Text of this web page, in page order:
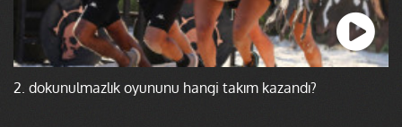
2. dokunulmazlık oyununu hangi takım kazandı?